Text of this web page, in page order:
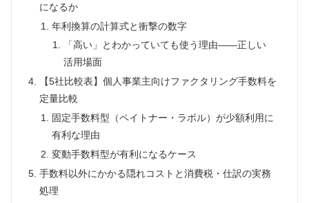
になるか
年利換算の計算式と衝撃の数字
「高い」とわかっていても使う理由——正しい
活用場面
【5社比較表】個人事業主向けファクタリング手数料を
定量比較
固定手数料型（ペイトナー・ラボル）が少額利用に
有利な理由
変動手数料型が有利になるケース
手数料以外にかかる隠れコストと消費税・仕訳の実務
処理